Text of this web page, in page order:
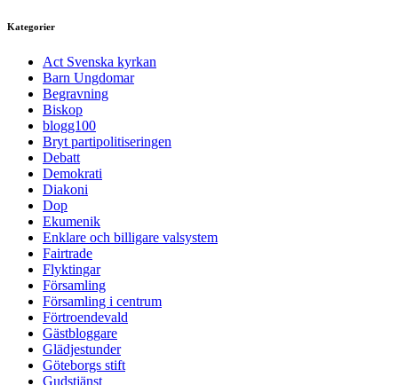
Kategorier
Act Svenska kyrkan
Barn Ungdomar
Begravning
Biskop
blogg100
Bryt partipolitiseringen
Debatt
Demokrati
Diakoni
Dop
Ekumenik
Enklare och billigare valsystem
Fairtrade
Flyktingar
Församling
Församling i centrum
Förtroendevald
Gästbloggare
Glädjestunder
Göteborgs stift
Gudstjänst